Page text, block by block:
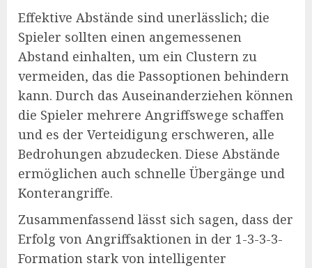
Effektive Abstände sind unerlässlich; die
Spieler sollten einen angemessenen
Abstand einhalten, um ein Clustern zu
vermeiden, das die Passoptionen behindern
kann. Durch das Auseinanderziehen können
die Spieler mehrere Angriffswege schaffen
und es der Verteidigung erschweren, alle
Bedrohungen abzudecken. Diese Abstände
ermöglichen auch schnelle Übergänge und
Konterangriffe.
Zusammenfassend lässt sich sagen, dass der
Erfolg von Angriffsaktionen in der 1-3-3-3-
Formation stark von intelligenter